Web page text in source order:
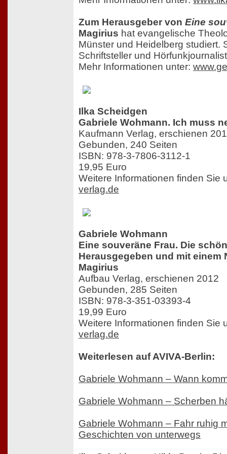
Zum Herausgeber von Eine
Magirius hat evangelische
Münster und Heidelberg studiert.
Schriftsteller und
Mehr Informationen unter:
Ilka Scheidgen
Gabriele Wohmann. Ich muss
Kaufmann Verlag, erschienen
Gebunden, 240 Seiten
ISBN: 978-3-7806-3112-1
19,95 Euro
Weitere Informationen finden Sie
verlag.de
Gabriele Wohmann
Eine souveräne Frau. Die
Herausgegeben und mit einem
Magirius
Aufbau Verlag, erschienen 2012
Gebunden, 285 Seiten
ISBN: 978-3-351-03393-4
19,99 Euro
Weitere Informationen finden Sie
verlag.de
Weiterlesen auf AVIVA-Berlin:
Gabriele Wohmann – Wann
Gabriele Wohmann – Scherben
Gabriele Wohmann – Fahr ruhig
Geschichten von unterwegs